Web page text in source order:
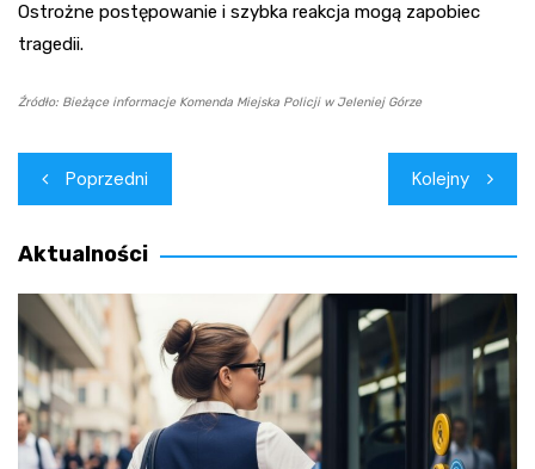
Ostrożne postępowanie i szybka reakcja mogą zapobiec
tragedii.
Źródło: Bieżące informacje Komenda Miejska Policji w Jeleniej Górze
Nawigacja
wpisu
Poprzedni Kolejny
Aktualności